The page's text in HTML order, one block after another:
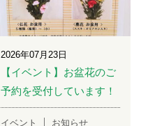
2026年07月23日
【イベント】お盆花のご
予約を受付しています！
イベント お知らせ